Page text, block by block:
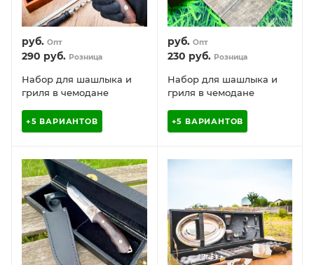
руб. Опт
290 руб. Розница
Набор для шашлыка и
гриля в чемодане
России 13 предметов
+5 ВАРИАНТОВ
руб. Опт
230 руб. Розница
Набор для шашлыка и
гриля в чемодане
России 11 предметов
+5 ВАРИАНТОВ